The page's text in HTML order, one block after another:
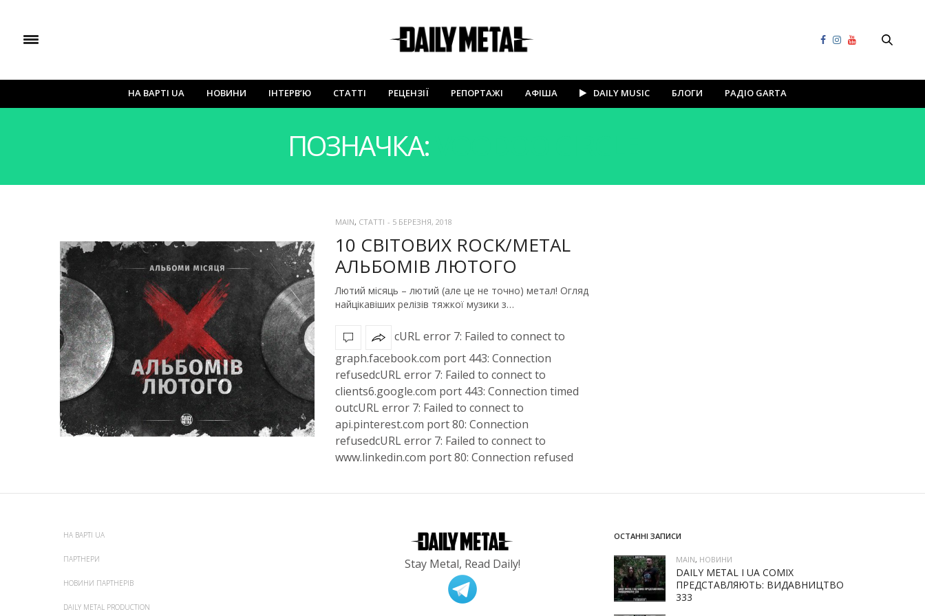
НА ВАРТІ UA НОВИНИ ІНТЕРВ’Ю СТАТТІ РЕЦЕНЗІЇ РЕПОРТАЖІ АФІША DAILY MUSIC БЛОГИ РАДІО GARTA
ПОЗНАЧКА:
MAIN, СТАТТІ - 5 БЕРЕЗНЯ, 2018
10 СВІТОВИХ ROCK/METAL
АЛЬБОМІВ ЛЮТОГО
Лютий місяць – лютий (але це не точно) метал! Огляд
найцікавіших релізів тяжкої музики з…
cURL error 7: Failed to connect to
graph.facebook.com port 443: Connection
refusedcURL error 7: Failed to connect to
clients6.google.com port 443: Connection timed
outcURL error 7: Failed to connect to
api.pinterest.com port 80: Connection
refusedcURL error 7: Failed to connect to
www.linkedin.com port 80: Connection refused
НА ВАРТІ UA
ПАРТНЕРИ
НОВИНИ ПАРТНЕРІВ
DAILY METAL PRODUCTION
Stay Metal, Read Daily!
ОСТАННІ ЗАПИСИ
MAIN, НОВИНИ
DAILY METAL І UA COMIX
ПРЕДСТАВЛЯЮТЬ: ВИДАВНИЦТВО
333